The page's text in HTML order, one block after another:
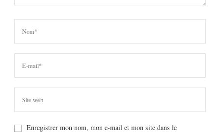
Enregistrer mon nom, mon e-mail et mon site dans le